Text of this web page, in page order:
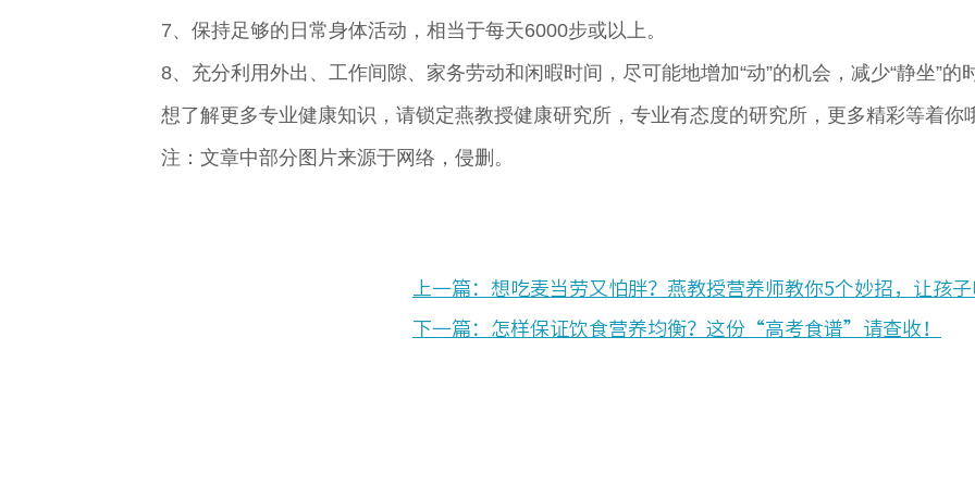
7、保持足够的日常身体活动，相当于每天6000步或以上。
8、充分利用外出、工作间隙、家务劳动和闲暇时间，尽可能地增加“动”的机会，减少“静坐”的
想了解更多专业健康知识，请锁定燕教授健康研究所，专业有态度的研究所，更多精彩等着你
注：文章中部分图片来源于网络，侵删。
上一篇：想吃麦当劳又怕胖？燕教授营养师教你5个妙招，让孩
下一篇：怎样保证饮食营养均衡？这份“高考食谱”请查收！